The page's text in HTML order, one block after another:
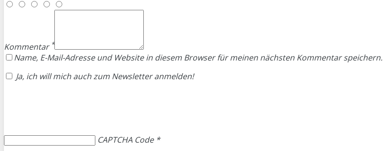
Kommentar *
Name, E-Mail-Adresse und Website in diesem Browser für meinen nächsten Kommentar speichern.
Ja, ich will mich auch zum Newsletter anmelden!
CAPTCHA Code*